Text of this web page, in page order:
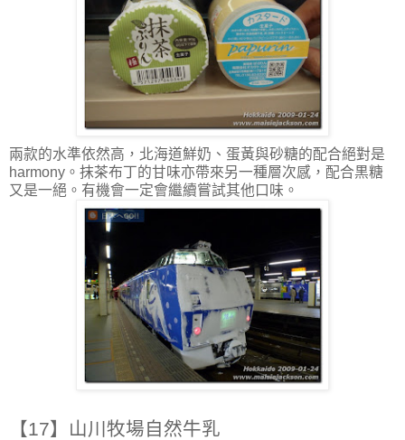
兩款的水準依然高，北海道鮮奶、蛋黃與砂糖的配合絕對是
harmony。抹茶布丁的甘味亦帶來另一種層次感，配合黒糖
又是一絕。有機會一定會繼續嘗試其他口味。
【17】山川牧場自然牛乳